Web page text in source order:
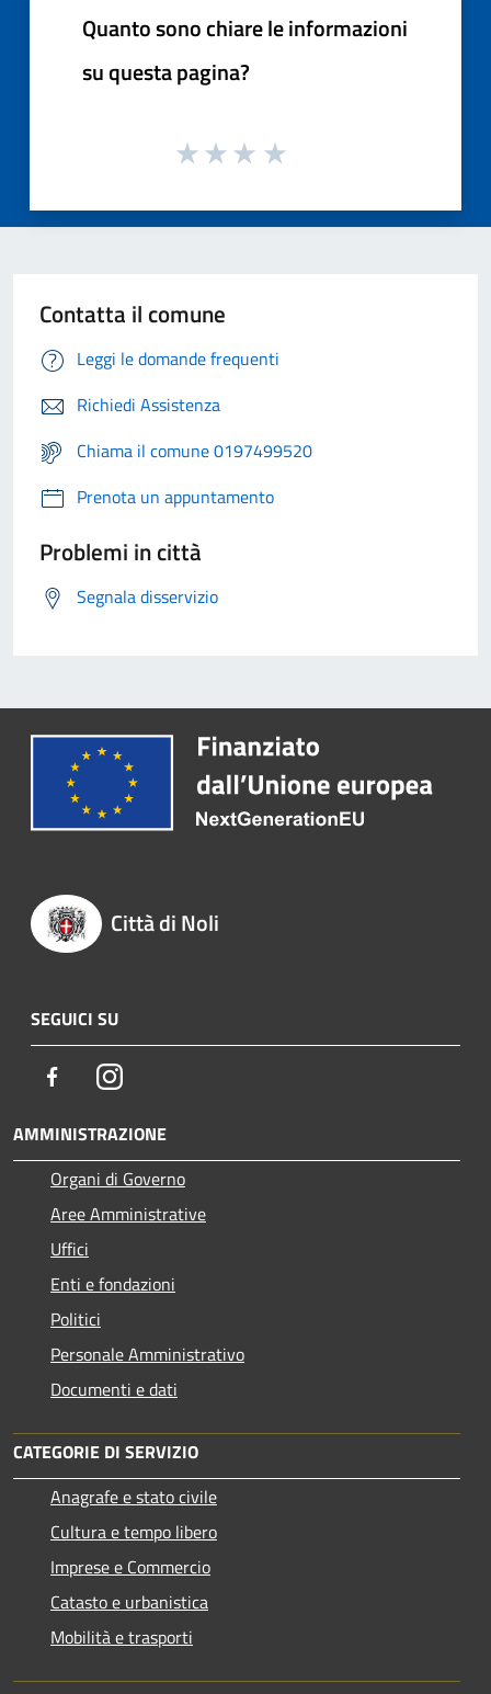
Quanto sono chiare le informazioni
su questa pagina?
Contatta il comune
Leggi le domande frequenti
Richiedi Assistenza
Chiama il comune 0197499520
Prenota un appuntamento
Problemi in città
Segnala disservizio
Città di Noli
SEGUICI SU
FacebookInstagram
AMMINISTRAZIONE
Organi di Governo
Aree Amministrative
Uffici
Enti e fondazioni
Politici
Personale Amministrativo
Documenti e dati
CATEGORIE DI SERVIZIO
Anagrafe e stato civile
Cultura e tempo libero
Imprese e Commercio
Catasto e urbanistica
Mobilità e trasporti